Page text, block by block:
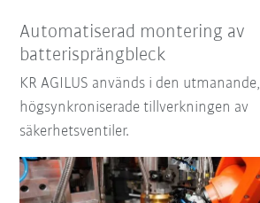
Automatiserad montering av
batterisprängbleck
KR AGILUS används i den utmanande,
högsynkroniserade tillverkningen av
säkerhetsventiler.